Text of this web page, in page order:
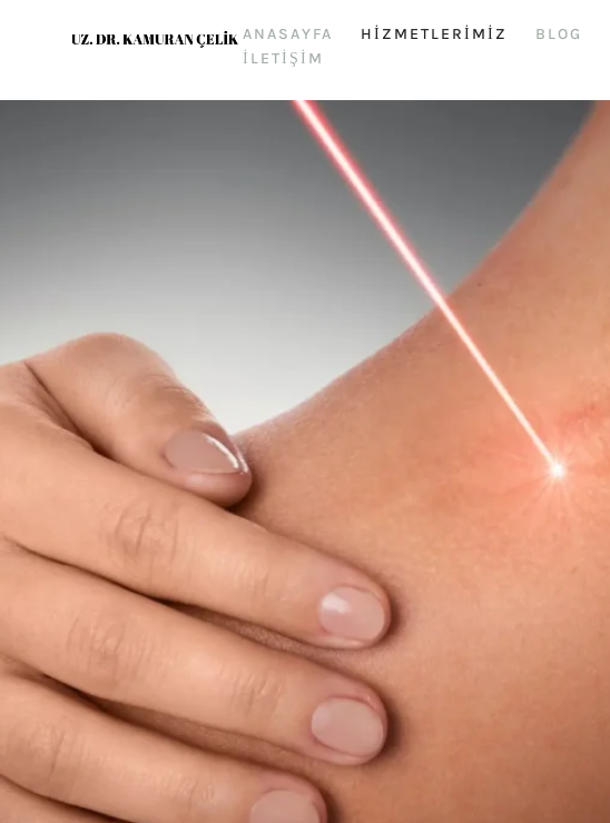
ANASAYFA HIZMETLERIMIZ BLOG
İLETIŞIM